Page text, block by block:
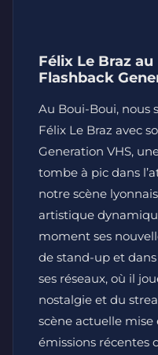
Félix Le Braz
Flashback
Au Boui-Boui, nous
Félix Le Braz avec
Generation VHS,
tombe à pic dans
notre scène
artistique
moment ses
de stand-up et
ses réseaux, où il
nostalgie et du
scène actuelle
émissions récentes